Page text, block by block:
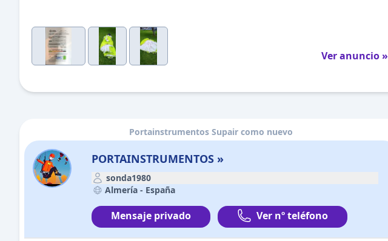
Ver anuncio »
Portainstrumentos Supair como nuevo
PORTAINSTRUMENTOS »
sonda1980
Almería - España
Mensaje privado Ver nº teléfono